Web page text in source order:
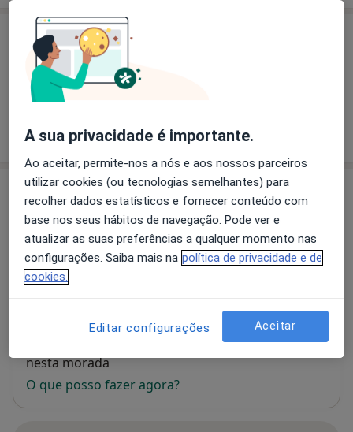
Preços
Sem informação sobre serviços e preços
Este especialista ainda não adicionou nenhuma
Consultório
Consultório privado
R Casimiro Vasconcelos 11, Viseu
Este especialista não disponibiliza reservas online
nesta morada
O que posso fazer agora?
A sua privacidade é importante.
Ao aceitar, permite-nos a nós e aos nossos parceiros
utilizar cookies (ou tecnologias semelhantes) para
recolher dados estatísticos e fornecer conteúdo com
base nos seus hábitos de navegação. Pode ver e
atualizar as suas preferências a qualquer momento nas
configurações. Saiba mais na política de privacidade e de
cookies.
Editar configurações Aceitar